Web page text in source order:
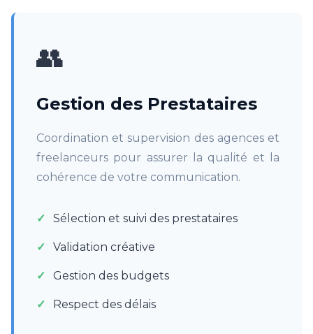
👥
Gestion des Prestataires
Coordination et supervision des agences et
freelanceurs pour assurer la qualité et la
cohérence de votre communication.
Sélection et suivi des prestataires
Validation créative
Gestion des budgets
Respect des délais